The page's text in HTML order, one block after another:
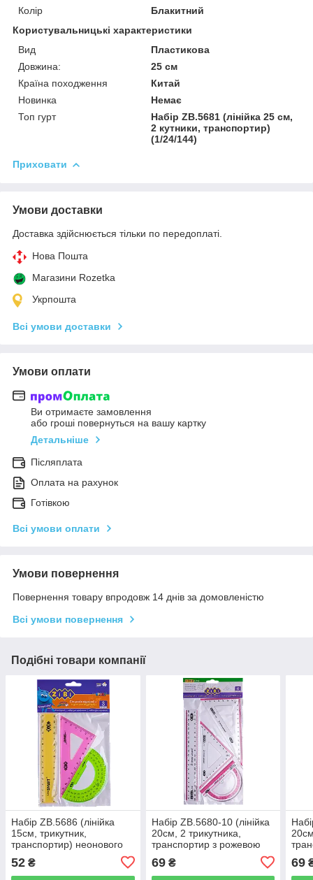
Колір
Блакитний
Користувальницькі характеристики
Вид
Пластикова
Довжина:
25 см
Країна походження
Китай
Новинка
Немає
Топ гурт
Набір ZB.5681 (лінійка 25 см,
2 кутники, транспортир)
(1/24/144)
Приховати
Умови доставки
Доставка здійснюється тільки по передоплаті.
Нова Пошта
Магазини Rozetka
Укрпошта
Всі умови доставки
Умови оплати
Ви отримаєте замовлення
або гроші повернуться на вашу картку
Детальніше
Післяплата
Оплата на рахунок
Готівкою
Всі умови оплати
Умови повернення
Повернення товару впродовж 14 днів за домовленістю
Всі умови повернення
Подібні товари компанії
Набір ZB.5686 (лінійка
15см, трикутник,
транспортир) неонового
Line (1/24)
52 ₴
Набір ZB.5680-10 (лінійка
20см, 2 трикутника,
транспортир з рожевою
69₴ 69